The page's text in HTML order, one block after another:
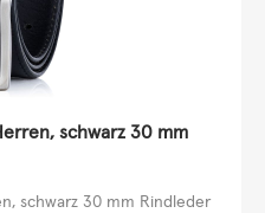
schwarz 30 mm
schwarz 30 mm Rindleder